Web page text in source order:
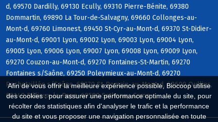
Afin de vous offrir la meilleure expérience possible, Biocoop utilise
des cookies : pour assurer une performance optimale du site, pour
récolter des statistiques afin d'analyser le trafic et la performance
du site et vous proposer une navigation personnalisée en toute
d, 69570 Dardilly, 69130 Ecully, 69310 Pierre-Bénite, 69380
Dommartin, 69890 La Tour-de-Salvagny, 69660 Collonges-au-
Mont-d, 69760 Limonest, 69450 St-Cyr-au-Mont-d, 69370 St-Didier-
au-Mont-d, 69001 Lyon, 69002 Lyon, 69003 Lyon, 69004 Lyon,
69005 Lyon, 69006 Lyon, 69007 Lyon, 69008 Lyon, 69009 Lyon,
69270 Couzon-au-Mont-d, 69270 Fontaines-St-Martin, 69270
Fontaines s/Saône, 69250 Poleymieux-au-Mont-d, 69270
Rochetaillée s/Saône, 69270 St-Romain-au-Mont-d, 69600 Oullins,
69140 Rillieux-la-Pape, 69580 Sathonay-Camp